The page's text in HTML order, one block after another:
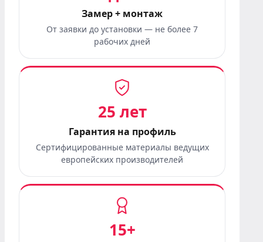
Замер + монтаж
От заявки до установки — не более 7
рабочих дней
25 лет
Гарантия на профиль
Сертифицированные материалы ведущих
европейских производителей
15+